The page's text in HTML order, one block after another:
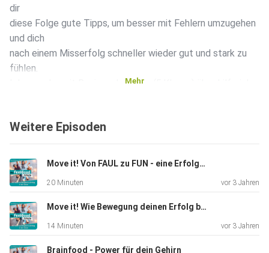
dir
diese Folge gute Tipps, um besser mit Fehlern umzugehen
und dich
nach einem Misserfolg schneller wieder gut und stark zu
fühlen.
Ich spreche mit Ronja und Jannes (5.Klasse) über hilfreiche
Viel Spaß beim Zuhören!
Mehr
Weitere Episoden
Move it! Von FAUL zu FUN - eine Erfolgsstory
20 Minuten vor 3 Jahren
Move it! Wie Bewegung deinen Erfolg boostet
14 Minuten vor 3 Jahren
Brainfood - Power für dein Gehirn